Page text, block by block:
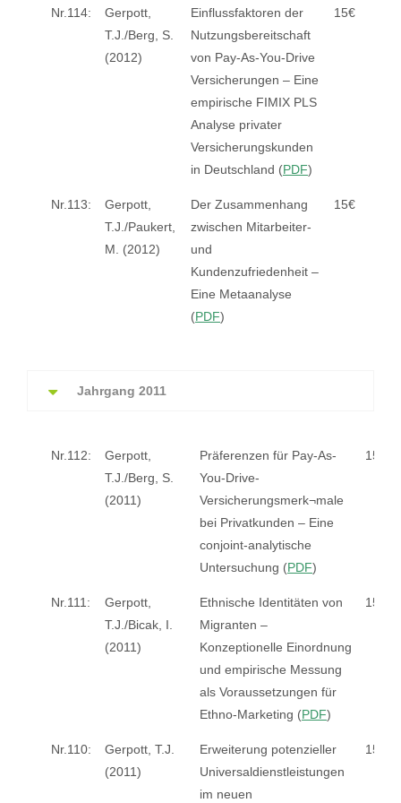
Nr.114:
Gerpott,
T.J./Berg, S.
(2012)
Einflussfaktoren der
Nutzungsbereitschaft
von Pay-As-You-Drive
Versicherungen – Eine
empirische FIMIX PLS
Analyse privater
Versicherungskunden
in Deutschland (PDF)
15€
Nr.113:
Gerpott,
T.J./Paukert,
M. (2012)
Der Zusammenhang
zwischen Mitarbeiter-
und
Kundenzufriedenheit –
Eine Metaanalyse
(PDF)
15€
Jahrgang 2011
Nr.112:
Gerpott,
T.J./Berg, S.
(2011)
Präferenzen für Pay-As-
You-Drive-
Versicherungsmerk¬male
bei Privatkunden – Eine
conjoint-analytische
Untersuchung (PDF)
15€
Nr.111:
Gerpott,
T.J./Bicak, I.
(2011)
Ethnische Identitäten von
Migranten –
Konzeptionelle Einordnung
und empirische Messung
als Voraussetzungen für
Ethno-Marketing (PDF)
15€
Nr.110:
Gerpott, T.J.
(2011)
Erweiterung potenzieller
Universaldienstleistungen
im neuen
15€